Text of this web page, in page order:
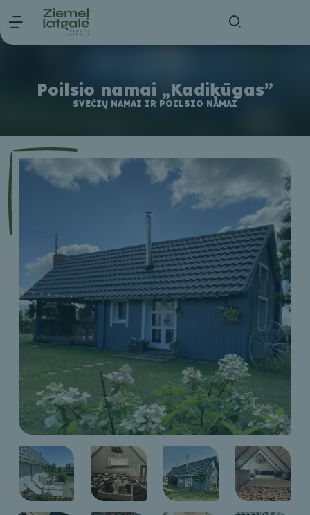
Poilsio namai „Kadiķūgas”
SVEČIŲ NAMAI IR POILSIO NAMAI